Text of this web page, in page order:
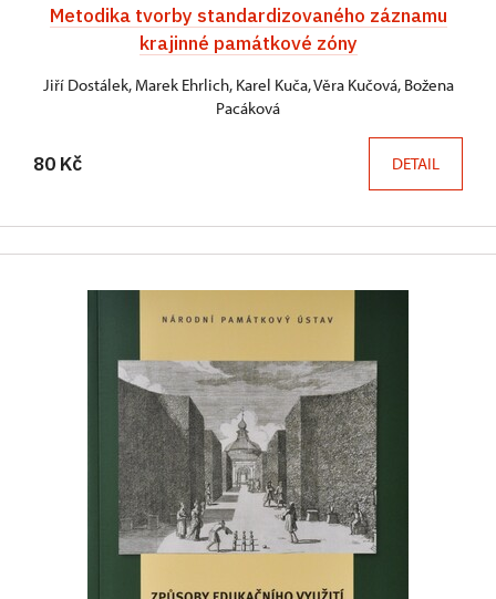
Metodika tvorby standardizovaného záznamu
krajinné památkové zóny
Jiří Dostálek, Marek Ehrlich, Karel Kuča, Věra Kučová, Božena
Pacáková
80 Kč DETAIL